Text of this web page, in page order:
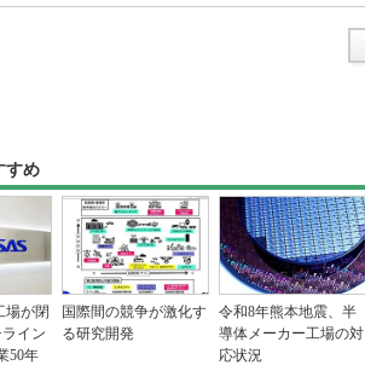
すめ
場が閉
イン
50年
国際間の競争が激化す
る研究開発
令和8年熊本地震、半
導体メーカー工場の対
応状況